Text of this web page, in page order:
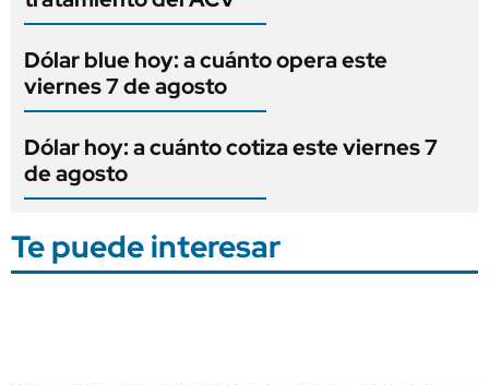
Dólar blue hoy: a cuánto opera este
viernes 7 de agosto
Dólar hoy: a cuánto cotiza este viernes 7
de agosto
Te puede interesar